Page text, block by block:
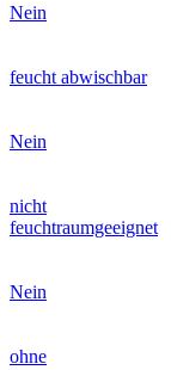
Nein
feucht abwischbar
Nein
nicht
feuchtraumgeeignet
Nein
ohne